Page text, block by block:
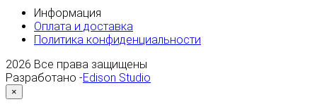
Информация
Оплата и доставка
Политика конфиденциальности
2026 Все права защищены
Разработано -Edison Studio
×